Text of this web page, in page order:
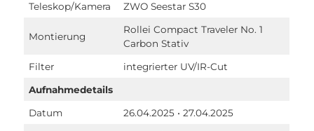
Teleskop/Kamera ZWO Seestar S30
Montierung
Rollei Compact Traveler No. 1
Carbon Stativ
Filter integrierter UV/IR-Cut
Aufnahmedetails
Datum 26.04.2025 • 27.04.2025